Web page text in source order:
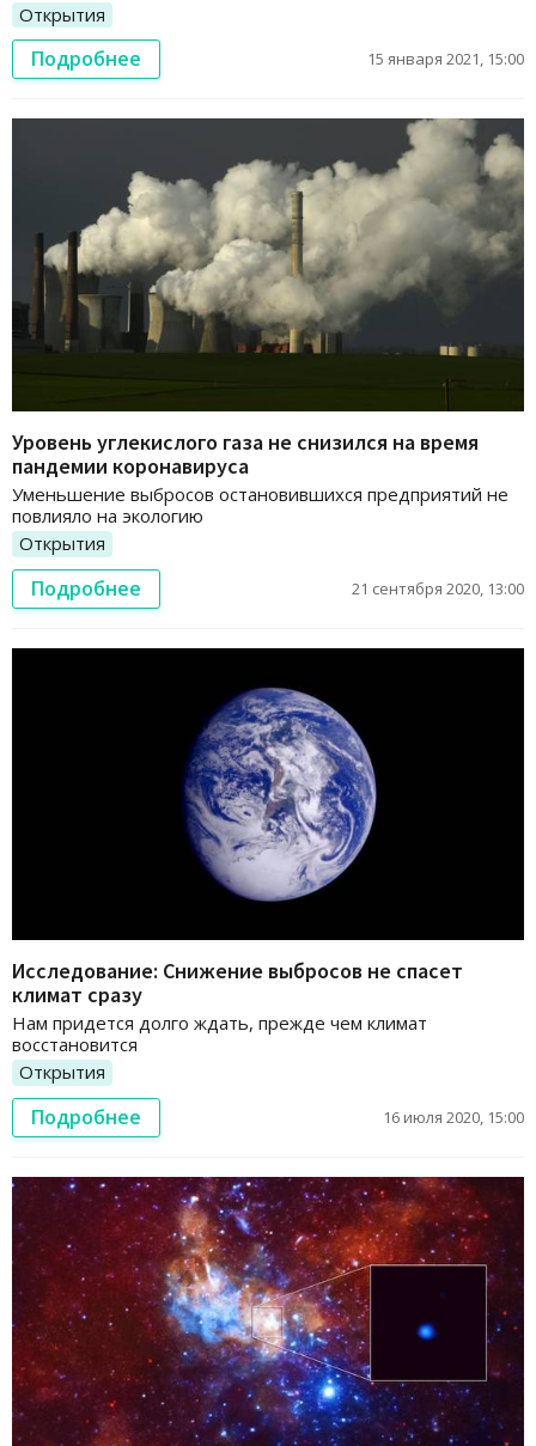
Открытия
Подробнее 15 января 2021, 15:00
Уровень углекислого газа не снизился на время
пандемии коронавируса
Уменьшение выбросов остановившихся предприятий не
повлияло на экологию
Открытия
Подробнее 21 сентября 2020, 13:00
Исследование: Снижение выбросов не спасет
климат сразу
Нам придется долго ждать, прежде чем климат
восстановится
Открытия
Подробнее 16 июля 2020, 15:00